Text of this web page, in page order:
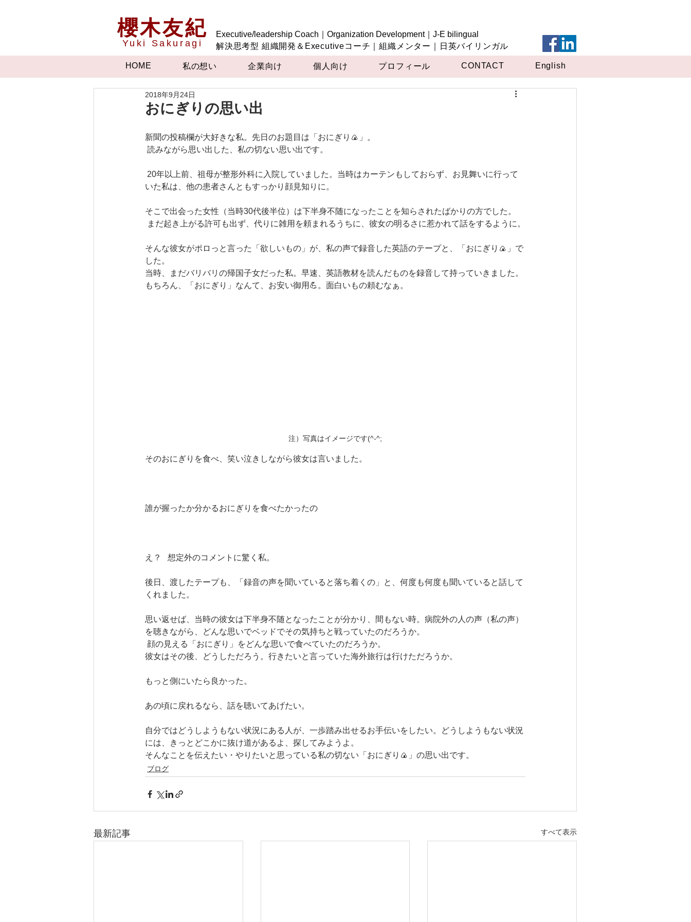
櫻木友紀
Yuki Sakuragi
Executive/leadership Coach｜Organization Development｜J-E bilingual
解決思考型 組織開発＆Executiveコーチ｜組織メンター｜日英バイリンガル
HOME 私の想い 企業向け 個人向け プロフィール CONTACT English
おにぎりの思い出
2018年9月24日
新聞の投稿欄が大好きな私。先日のお題目は「おにぎり🍙」。
読みながら思い出した、私の切ない思い出です。
いた私は、他の患者さんともすっかり顔見知りに。
そこで出会った女性（当時30代後半位）は下半身不随になったことを知らされたばかりの方でした。
まだ起き上がる許可も出ず、代りに雑用を頼まれるうちに、彼女の明るさに惹かれて話をするように。
そんな彼女がポロっと言った「欲しいもの」が、私の声で録音した英語のテープと、「おにぎり🍙」で
した。
当時、まだバリバリの帰国子女だった私。早速、英語教材を読んだものを録音して持っていきました。
もちろん、「おにぎり」なんて、お安い御用💪。面白いもの頼むなぁ。
注）写真はイメージです(^-^;
そのおにぎりを食べ、笑い泣きしながら彼女は言いました。
誰が握ったか分かるおにぎりを食べたかったの
え？   想定外のコメントに驚く私。
後日、渡したテープも、「録音の声を聞いていると落ち着くの」と、何度も何度も聞いていると話して
くれました。
思い返せば、当時の彼女は下半身不随となったことが分かり、間もない時。病院外の人の声（私の声）
を聴きながら、どんな思いでベッドでその気持ちと戦っていたのだろうか。
顔の見える「おにぎり」をどんな思いで食べていたのだろうか。
彼女はその後、どうしただろう。行きたいと言っていた海外旅行は行けただろうか。
もっと側にいたら良かった。
あの頃に戻れるなら、話を聴いてあげたい。
自分ではどうしようもない状況にある人が、一歩踏み出せるお手伝いをしたい。どうしようもない状況
には、きっとどこかに抜け道があるよ、探してみようよ。
そんなことを伝えたい・やりたいと思っている私の切ない「おにぎり🍙」の思い出です。
ブログ
最新記事 すべて表示